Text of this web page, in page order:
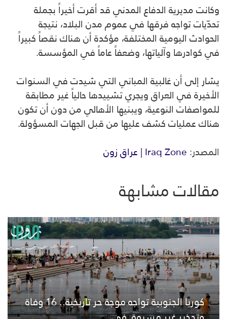
وكانت مديرية الدفاع المدني قد أقرت أخيراً بجملة
تحدّيات تواجه فرقها في عموم مدن البلاد، نتيجة
الحوادث اليومية المختلفة، مؤكدة أن هناك نقصاً كبيراً
في كوادرها وآلياتها، وضعفاً عاماً في المؤسسة.
يشار إلى أن غالبية المباني التي شيدت في السنوات
الأخيرة في العراق ويجري تشييدها حالياً غير مطابقة
للمواصفات النوعية، ويبنيها الأهالي من دون أن تكون
هناك عمليات كشف عليها من قبل الجهات المسؤولة.
المصدر:Iraq Zone | عراق زون
مقالات مشابهة
كوريا الجنوبية تواجه موجة حر تاريخية.. 16 وفاة